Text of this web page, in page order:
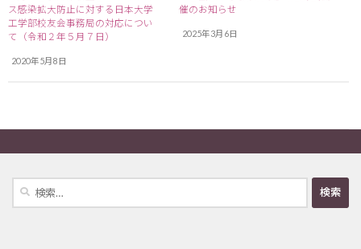
ス感染拡大防止に対する日本大学
工学部校友会事務局の対応につい
て（令和２年５月７日）
2020年5月8日
催のお知らせ
2025年3月6日